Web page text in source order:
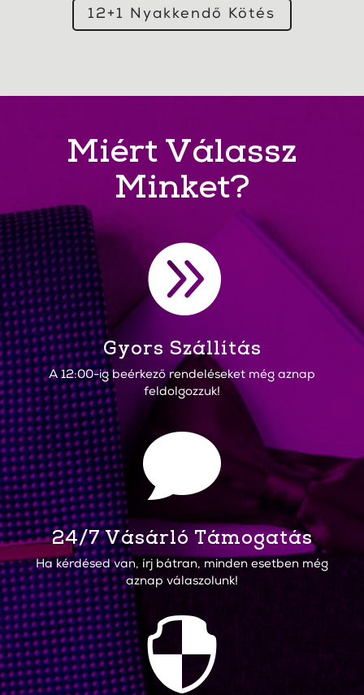
12+1 Nyakkendő Kötés
Miért Válassz
Minket?

Gyors Szállítás
A 12:00-ig beérkező rendeléseket még aznap
feldolgozzuk!

24/7 Vásárló Támogatás
Ha kérdésed van, írj bátran, minden esetben még
aznap válaszolunk!
